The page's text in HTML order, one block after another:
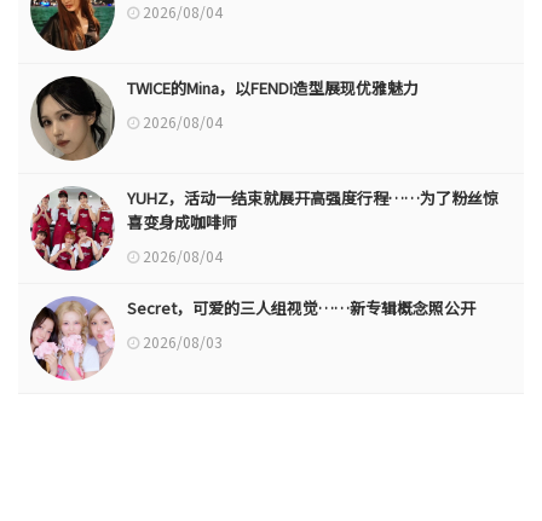
2026/08/04
TWICE的Mina，以FENDI造型展现优雅魅力
2026/08/04
YUHZ，活动一结束就展开高强度行程……为了粉丝惊
喜变身成咖啡师
2026/08/04
Secret，可爱的三人组视觉……新专辑概念照公开
2026/08/03